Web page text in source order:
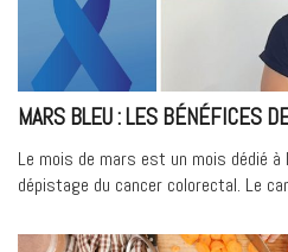
MARS BLEU : LES BÉNÉFICES
Le mois de mars est un mois dédié
dépistage du cancer colorectal. Le